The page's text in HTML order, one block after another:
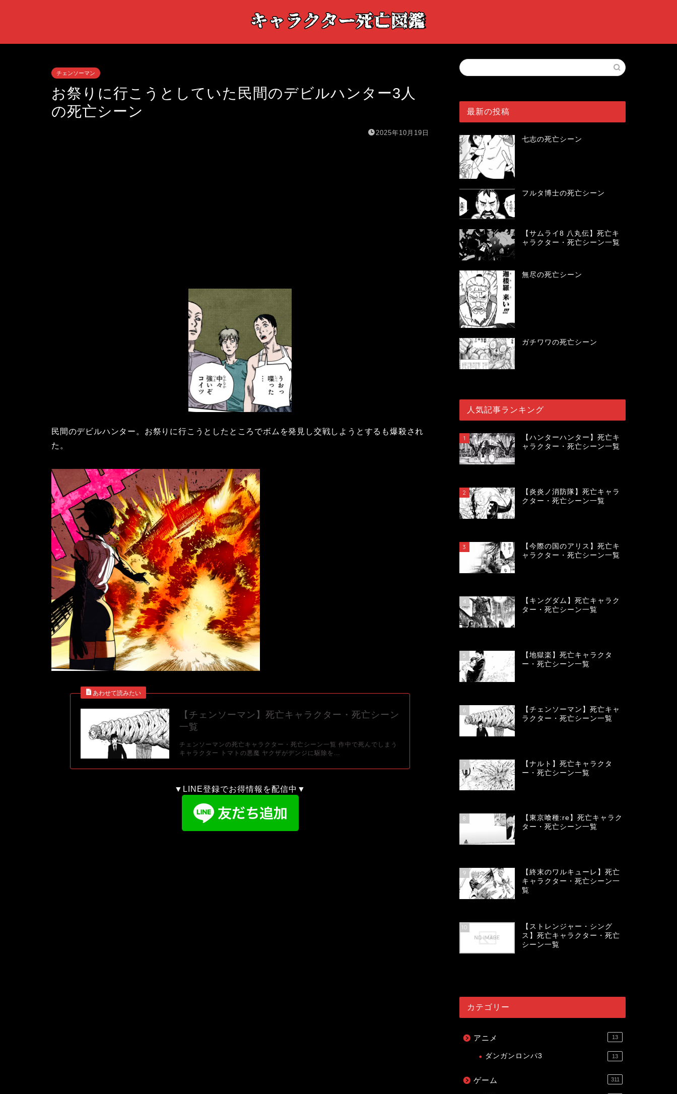
チェンソーマン
お祭りに行こうとしていた民間のデビルハンター3人
の死亡シーン
2025年10月19日
民間のデビルハンター。お祭りに行こうとしたところでボムを発見し交戦しようとするも爆殺され
た。
【チェンソーマン】死亡キャラクター・死亡シーン
一覧
チェンソーマンの死亡キャラクター・死亡シーン一覧 作中で死んでしまう
キャラクター トマトの悪魔 ヤクザがデンジに駆除を...
▼LINE登録でお得情報を配信中▼
最新の投稿
七志の死亡シーン
フルタ博士の死亡シーン
【サムライ8 八丸伝】死亡キ
ャラクター・死亡シーン一覧
無尽の死亡シーン
ガチワワの死亡シーン
人気記事ランキング
1
【ハンターハンター】死亡キ
ャラクター・死亡シーン一覧
2
【炎炎ノ消防隊】死亡キャラ
クター・死亡シーン一覧
3
【今際の国のアリス】死亡キ
ャラクター・死亡シーン一覧
4
【キングダム】死亡キャラク
ター・死亡シーン一覧
5
【地獄楽】死亡キャラクタ
ー・死亡シーン一覧
6
【チェンソーマン】死亡キャ
ラクター・死亡シーン一覧
7
【ナルト】死亡キャラクタ
ー・死亡シーン一覧
8
【東京喰種:re】死亡キャラク
ター・死亡シーン一覧
9
【終末のワルキューレ】死亡
キャラクター・死亡シーン一
覧
10
【ストレンジャー・シング
ス】死亡キャラクター・死亡
シーン一覧
カテゴリー
アニメ 13
ダンガンロンパ3 13
ゲーム 311